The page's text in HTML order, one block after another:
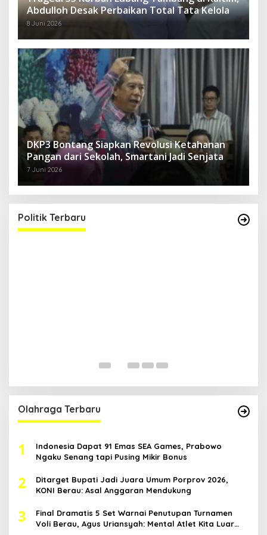
Abdulloh Desak Perbaikan Total Tata Kelola
8 Juni 2026
DKP3 Bontang Siapkan Revolusi Ketahanan
Pangan dari Sekolah, Smartani Jadi Senjata
7 Juni 2026
Politik Terbaru
Kaltim Siap Jaga Kondusifitas Bersama TNI-
Polri
Satya News, Pemerintahan, Politik
Olahraga Terbaru
1
Indonesia Dapat 91 Emas SEA Games, Prabowo
Ngaku Senang tapi Pusing Mikir Bonus
2
Ditarget Bupati Jadi Juara Umum Porprov 2026,
KONI Berau: Asal Anggaran Mendukung
3
Final Dramatis 5 Set Warnai Penutupan Turnamen
Voli Berau, Agus Uriansyah: Mental Atlet Kita Luar